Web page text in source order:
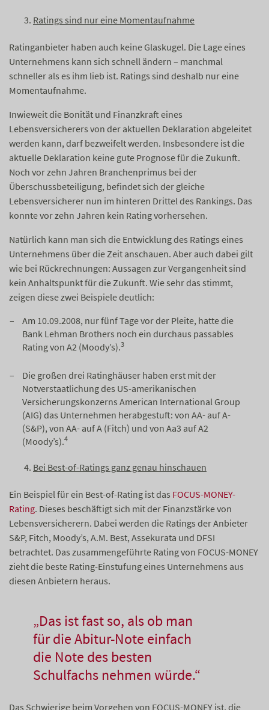
Ratings sind nur eine Momentaufnahme
Ratinganbieter haben auch keine Glaskugel. Die Lage eines
Unternehmens kann sich schnell ändern – manchmal
schneller als es ihm lieb ist. Ratings sind deshalb nur eine
Momentaufnahme.
Inwieweit die Bonität und Finanzkraft eines
Lebensversicherers von der aktuellen Deklaration abgeleitet
werden kann, darf bezweifelt werden. Insbesondere ist die
aktuelle Deklaration keine gute Prognose für die Zukunft.
Noch vor zehn Jahren Branchenprimus bei der
Überschussbeteiligung, befindet sich der gleiche
Lebensversicherer nun im hinteren Drittel des Rankings. Das
konnte vor zehn Jahren kein Rating vorhersehen.
Natürlich kann man sich die Entwicklung des Ratings eines
Unternehmens über die Zeit anschauen. Aber auch dabei gilt
wie bei Rückrechnungen: Aussagen zur Vergangenheit sind
kein Anhaltspunkt für die Zukunft. Wie sehr das stimmt,
zeigen diese zwei Beispiele deutlich:
Am 10.09.2008, nur fünf Tage vor der Pleite, hatte die
Bank Lehman Brothers noch ein durchaus passables
Rating von A2 (Moody’s).3
Die großen drei Ratinghäuser haben erst mit der
Notverstaatlichung des US-amerikanischen
Versicherungskonzerns American International Group
(AIG) das Unternehmen herabgestuft: von AA- auf A-
(S&P), von AA- auf A (Fitch) und von Aa3 auf A2
(Moody’s).4
Bei Best-of-Ratings ganz genau hinschauen
Ein Beispiel für ein Best-of-Rating ist das FOCUS-MONEY-
Rating. Dieses beschäftigt sich mit der Finanzstärke von
Lebensversicherern. Dabei werden die Ratings der Anbieter
S&P, Fitch, Moody’s, A.M. Best, Assekurata und DFSI
betrachtet. Das zusammengeführte Rating von FOCUS-MONEY
zieht die beste Rating-Einstufung eines Unternehmens aus
diesen Anbietern heraus.
„Das ist fast so, als ob man
für die Abitur-Note einfach
die Note des besten
Schulfachs nehmen würde.“
Das Schwierige beim Vorgehen von FOCUS-MONEY ist, die